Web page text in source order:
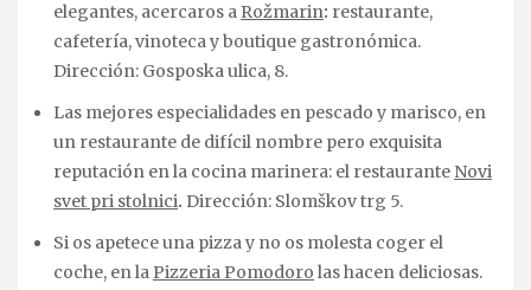
elegantes, acercaros a Rožmarin: restaurante,
cafetería, vinoteca y boutique gastronómica.
Dirección: Gosposka ulica, 8.
Las mejores especialidades en pescado y marisco, en
un restaurante de difícil nombre pero exquisita
reputación en la cocina marinera: el restaurante Novi
svet pri stolnici. Dirección: Slomškov trg 5.
Si os apetece una pizza y no os molesta coger el
coche, en la Pizzeria Pomodoro las hacen deliciosas.